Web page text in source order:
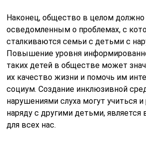
Наконец, общество в целом
осведомленным о проблемах, с
сталкиваются семьи с детьми с
Повышение уровня
таких детей в обществе может
их качество жизни и помочь им
социум. Создание инклюзивной
нарушениями слуха могут учиться и
наряду с другими детьми, является
для всех нас.